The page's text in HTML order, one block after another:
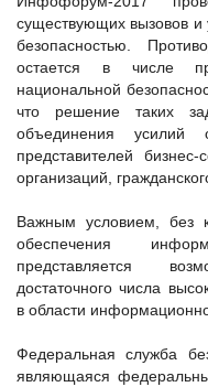
существующих вызовов и
безопасностью.
остается в числе
национальной
что решение таких
объединения усилий
представителей
организаций,
Важным условием, без
обеспечения
представляется
достаточного числа
в области
Федеральная служба
являющаяся